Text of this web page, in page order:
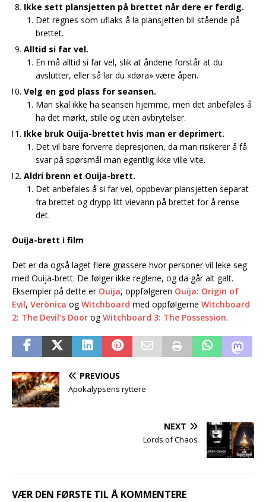
Ikke sett plansjetten på brettet når dere er ferdig.
Det regnes som uflaks å la plansjetten bli stående på
brettet.
Alltid si far vel.
En må alltid si far vel, slik at åndene forstår at du
avslutter, eller så lar du «døra» være åpen.
Velg en god plass for seansen.
Man skal ikke ha seansen hjemme, men det anbefales å
ha det mørkt, stille og uten avbrytelser.
Ikke bruk Ouija-brettet hvis man er deprimert.
Det vil bare forverre depresjonen, da man risikerer å få
svar på spørsmål man egentlig ikke ville vite.
Aldri brenn et Ouija-brett.
Det anbefales å si far vel, oppbevar plansjetten separat
fra brettet og drypp litt vievann på brettet for å rense
det.
Ouija-brett i film
Det er da også laget flere grøssere hvor personer vil leke seg
med Ouija-brett. De følger ikke reglene, og da går alt galt.
Eksempler på dette er Ouija, oppfølgeren Ouija: Origin of
Evil, Verònica ogWitchboard med oppfølgerne Witchboard
2: The Devil’s Door ogWitchboard 3: The Possession.
PREVIOUS
Apokalypsens ryttere
NEXT
Lords of Chaos
VÆR DEN FØRSTE TIL Å KOMMENTERE